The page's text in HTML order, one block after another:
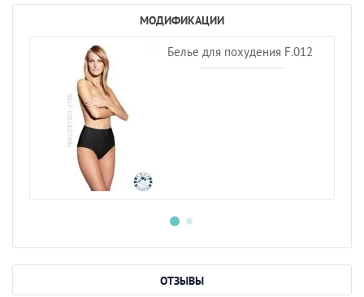
МОДИФИКАЦИИ
Белье для похудения F.012
ОТЗЫВЫ